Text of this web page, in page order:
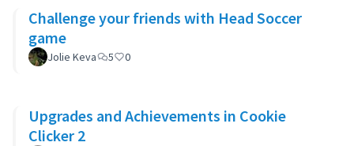
Challenge your friends with Head Soccer
game
Jolie Keva 5 0
Upgrades and Achievements in Cookie
Clicker 2